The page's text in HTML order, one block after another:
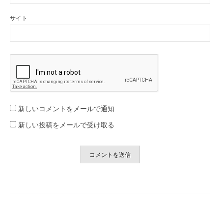
サイト
新しいコメントをメールで通知
新しい投稿をメールで受け取る